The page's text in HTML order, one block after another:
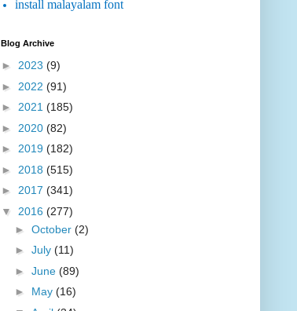
install malayalam font
Blog Archive
► 2023 (9)
► 2022 (91)
► 2021 (185)
► 2020 (82)
► 2019 (182)
► 2018 (515)
► 2017 (341)
▼ 2016 (277)
► October (2)
► July (11)
► June (89)
► May (16)